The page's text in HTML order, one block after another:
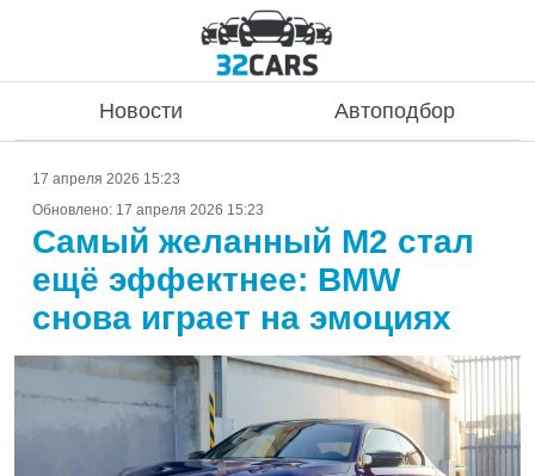
Новости Автоподбор
17 апреля 2026 15:23
Обновлено: 17 апреля 2026 15:23
Самый желанный M2 стал
ещё эффектнее: BMW
снова играет на эмоциях